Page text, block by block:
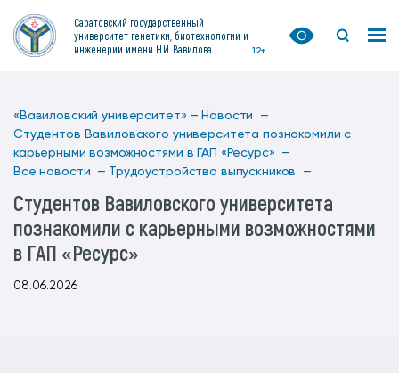
Саратовский государственный
университет генетики, биотехнологии и
инженерии имени Н.И. Вавилова
12+
«Вавиловский университет» — Новости —
Студентов Вавиловского университета познакомили с
карьерными возможностями в ГАП «Ресурс» —
Все новости — Трудоустройство выпускников —
Студентов Вавиловского университета
познакомили с карьерными возможностями
в ГАП «Ресурс»
08.06.2026